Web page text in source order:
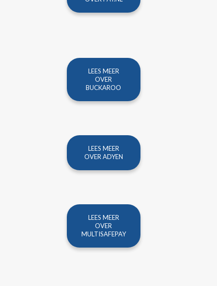
LEES MEER
OVER
BUCKAROO
LEES MEER
OVER ADYEN
LEES MEER
OVER
MULTISAFEPAY